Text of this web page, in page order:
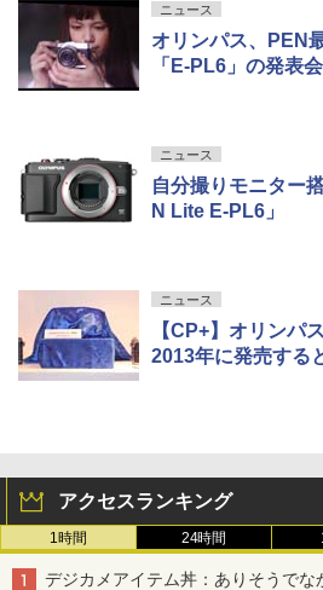
ニュース
オリンパス、PEN
「E-PL6」の発表
ニュース
自分撮りモニター
N Lite E-PL6」
ニュース
【CP+】オリンパ
2013年に発売する
アクセスランキング
1時間 24時間
デジカメアイテム丼：ありそうでな